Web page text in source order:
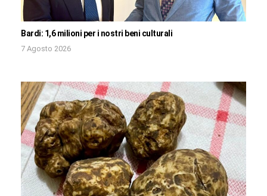
Bardi: 1,6 milioni per i nostri beni culturali
7 Agosto 2026